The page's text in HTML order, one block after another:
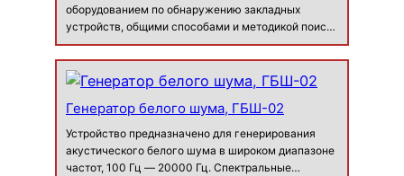
оборудованием по обнаружению закладных
устройств, общими способами и методикой поиска
жучков, а также с принципом работы и
назначением имитаторов сигнала. Стенд
обеспечивает проведение практических занятий
Генератор белого шума, ГБШ-02
Устройство предназначено для генерирования
акустического белого шума в широком диапазоне
частот, 100 Гц — 20000 Гц. Спектральные